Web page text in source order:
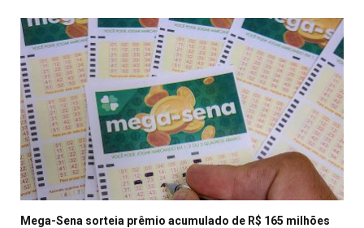
Mega-Sena sorteia prêmio acumulado de R$ 165 milhões